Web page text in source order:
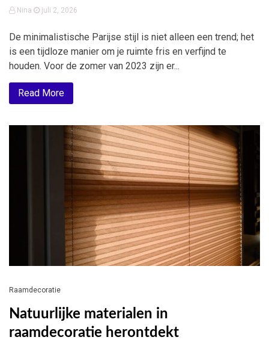
Nina juli 2, 2026
De minimalistische Parijse stijl is niet alleen een trend; het
is een tijdloze manier om je ruimte fris en verfijnd te
houden. Voor de zomer van 2023 zijn er...
Read More
Raamdecoratie
Natuurlijke materialen in
raamdecoratie herontdekt